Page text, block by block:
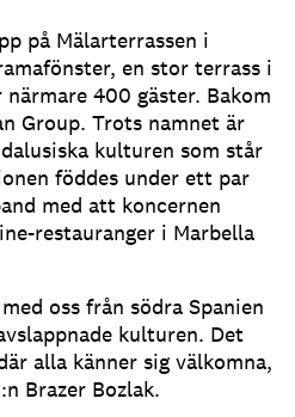
på Mälarterrassen i
en stor terrass i
400 gäster. Bakom
Group. Trots namnet är
kulturen som står
föddes under ett par
med att koncernen
restauranger i Marbella
oss från södra Spanien
kulturen. Det
alla känner sig välkomna,
Brazer Bozlak.